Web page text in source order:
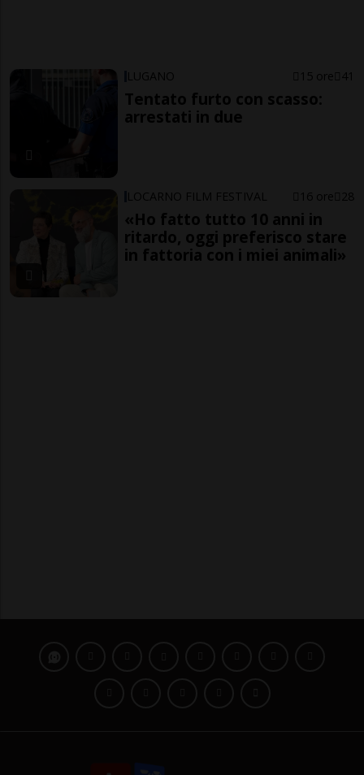
LUGANO 15 ore 41
Tentato furto con scasso:
arrestati in due
LOCARNO FILM FESTIVAL 16 ore 28
«Ho fatto tutto 10 anni in
ritardo, oggi preferisco stare
in fattoria con i miei animali»